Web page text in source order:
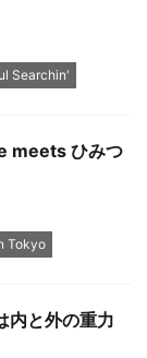
Searchin'
meets ひみつ
Tokyo
と外の重力